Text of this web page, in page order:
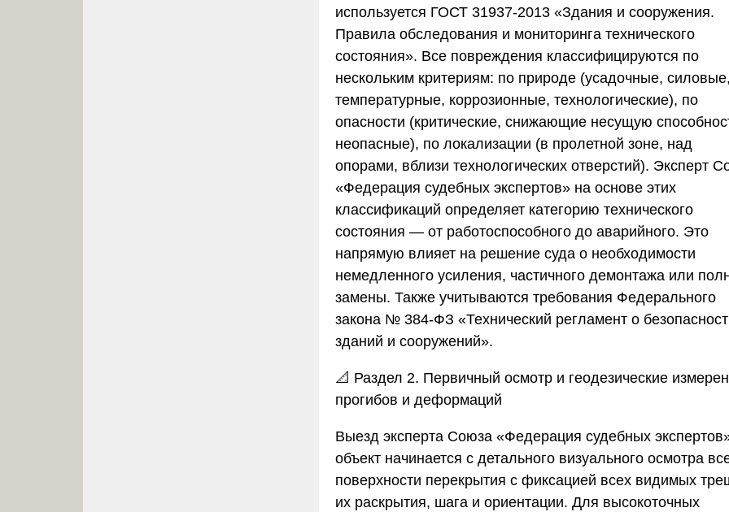
используется ГОСТ 31937-2013 «Здания и сооружения.
Правила обследования и мониторинга технического
состояния». Все повреждения классифицируются по
нескольким критериям: по природе (усадочные, силовые,
температурные, коррозионные, технологические), по
опасности (критические, снижающие несущую
неопасные), по локализации (в пролетной зоне, над
опорами, вблизи технологических отверстий). Эксперт
«Федерация судебных экспертов» на основе этих
классификаций определяет категорию технического
состояния — от работоспособного до аварийного. Это
напрямую влияет на решение суда о необходимости
немедленного усиления, частичного демонтажа или
замены. Также учитываются требования Федерального
закона № 384-ФЗ «Технический регламент о
зданий и сооружений».
📐 Раздел 2. Первичный осмотр и геодезические
прогибов и деформаций
Выезд эксперта Союза «Федерация судебных
объект начинается с детального визуального осмотра
поверхности перекрытия с фиксацией всех видимых
их раскрытия, шага и ориентации. Для высокоточных